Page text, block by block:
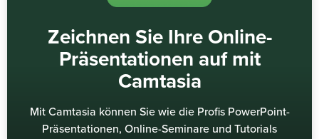
Zeichnen Sie Ihre Online-
Präsentationen auf mit
Camtasia
Mit Camtasia können Sie wie die Profis PowerPoint-
Präsentationen, Online-Seminare und Tutorials